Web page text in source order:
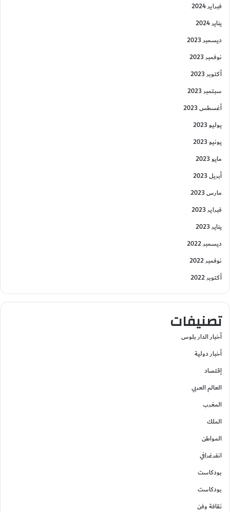
فبراير 2024
يناير 2024
ديسمبر 2023
نوفمبر 2023
أكتوبر 2023
سبتمبر 2023
أغسطس 2023
يوليو 2023
يونيو 2023
مايو 2023
أبريل 2023
مارس 2023
فبراير 2023
يناير 2023
ديسمبر 2022
نوفمبر 2022
أكتوبر 2022
تصنيفات
أخبار الدار بلوس
أخبار دولية
إقتصاد
العالم العربي
المغرب
الملك
المواطن
انفرغرافي
بودكاست
بودكاست
ثقافة وفن